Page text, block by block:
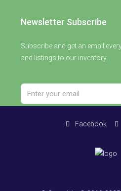
Newsletter Subscribe
Subscribe and get an email
and listings to our inventory.
Facebook